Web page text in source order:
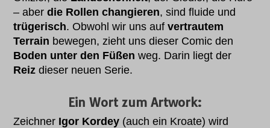
– aberdie Rollen changieren, sind fluide und
trügerisch. Obwohl wir uns aufvertrautem
Terrain bewegen, zieht uns dieser Comic den
Boden unter den Füßen weg. Darin liegt der
Reiz dieser neuen Serie.
Ein Wort zum Artwork:
Zeichner Igor Kordey (auch ein Kroate) wird